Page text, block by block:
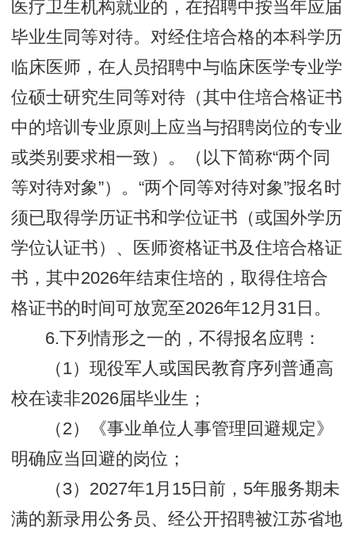
医疗卫生机构就业的，在招聘中按当年应届
毕业生同等对待。对经住培合格的本科学历
临床医师，在人员招聘中与临床医学专业学
位硕士研究生同等对待（其中住培合格证书
中的培训专业原则上应当与招聘岗位的专业
或类别要求相一致）。（以下简称“两个同
等对待对象”）。“两个同等对待对象”报名时
须已取得学历证书和学位证书（或国外学历
学位认证书）、医师资格证书及住培合格证
书，其中2026年结束住培的，取得住培合
格证书的时间可放宽至2026年12月31日。
6.下列情形之一的，不得报名应聘：
（1）现役军人或国民教育序列普通高
校在读非2026届毕业生；
（2）《事业单位人事管理回避规定》
明确应当回避的岗位；
（3）2027年1月15日前，5年服务期未
满的新录用公务员、经公开招聘被江苏省地